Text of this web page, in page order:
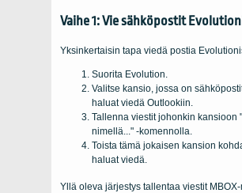
Vaihe 1: Vie sähköpostit
Yksinkertaisin tapa viedä postia
Suorita Evolution.
Valitse kansio, jossa on
haluat viedä Outlookiin.
Tallenna viestit johonkin kansioon
nimellä..." -komennolla.
Toista tämä jokaisen kansion
haluat viedä.
Yllä oleva järjestys tallentaa viestit